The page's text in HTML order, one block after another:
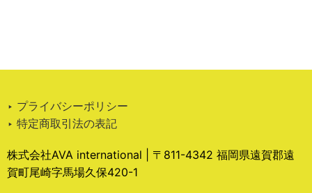
‣ プライバシーポリシー
‣ 特定商取引法の表記
株式会社AVA international | 〒811-4342 福岡県遠賀郡遠
賀町尾崎字馬場久保420-1